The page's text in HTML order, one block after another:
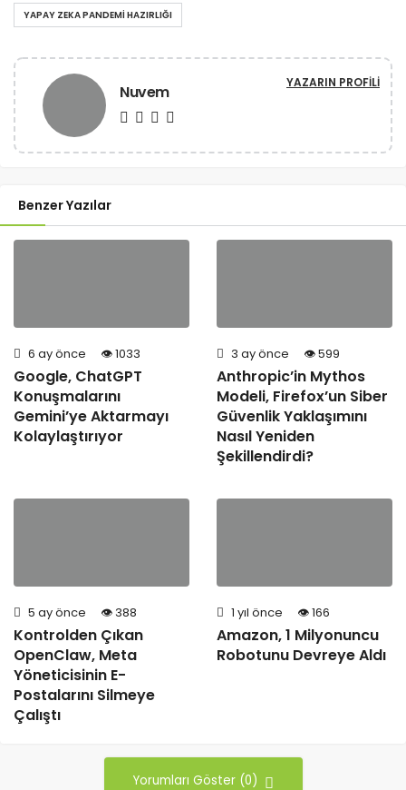
YAPAY ZEKA PANDEMI HAZIRLIĞI
Nuvem YAZARIN PROFILI
Benzer Yazılar
6 ay önce 1033
Google, ChatGPT
Konuşmalarını
Gemini’ye Aktarmayı
Kolaylaştırıyor
3 ay önce 599
Anthropic’in Mythos
Modeli, Firefox’un Siber
Güvenlik Yaklaşımını
Nasıl Yeniden
Şekillendirdi?
5 ay önce 388
Kontrolden Çıkan
OpenClaw, Meta
Yöneticisinin E-
Postalarını Silmeye
Çalıştı
1 yıl önce 166
Amazon, 1 Milyonuncu
Robotunu Devreye Aldı
Yorumları Göster (0)